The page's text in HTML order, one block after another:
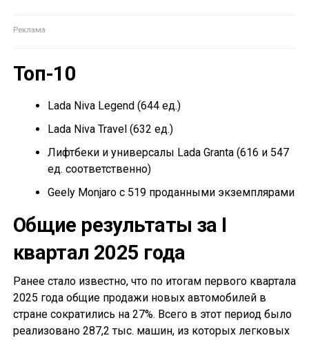
Топ-10
Lada Niva Legend (644 ед.)
Lada Niva Travel (632 ед.)
Лифтбеки и универсалы Lada Granta (616 и 547
ед. соответственно)
Geely Monjaro с 519 проданными экземплярами
Общие результаты за I
квартал 2025 года
Ранее стало известно, что по итогам первого квартала
2025 года общие продажи новых автомобилей в
стране сократились на 27%. Всего в этот период было
реализовано 287,2 тыс. машин, из которых легковых